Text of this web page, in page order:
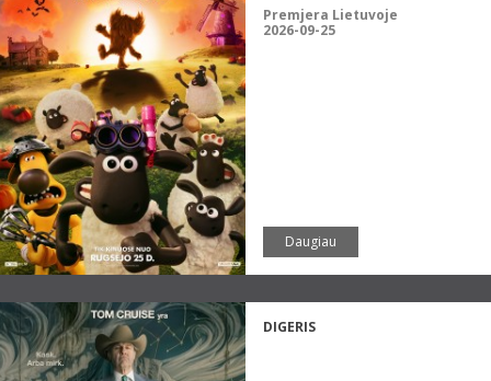
Premjera Lietuvoje
2026-09-25
Daugiau
DIGERIS